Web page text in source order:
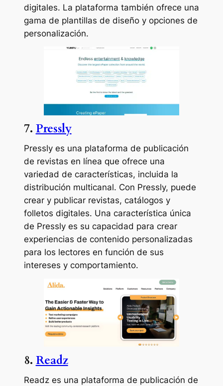
digitales. La plataforma también ofrece una
gama de plantillas de diseño y opciones de
personalización.
7. Pressly
Pressly es una plataforma de publicación
de revistas en línea que ofrece una
variedad de características, incluida la
distribución multicanal. Con Pressly, puede
crear y publicar revistas, catálogos y
folletos digitales. Una característica única
de Pressly es su capacidad para crear
experiencias de contenido personalizadas
para los lectores en función de sus
intereses y comportamiento.
8. Readz
Readz es una plataforma de publicación de